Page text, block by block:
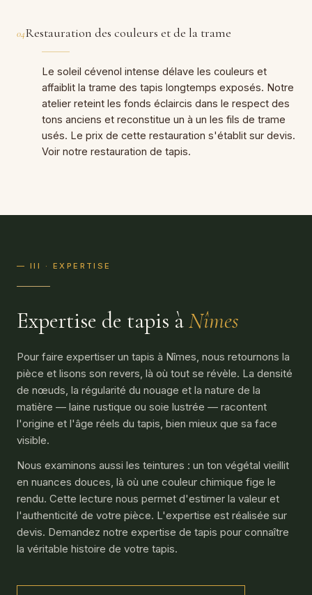
04Restauration des couleurs et de la trame
Le soleil cévenol intense délave les couleurs et
affaiblit la trame des tapis longtemps exposés. Notre
atelier reteint les fonds éclaircis dans le respect des
tons anciens et reconstitue un à un les fils de trame
usés. Le prix de cette restauration s'établit sur devis.
Voir notre restauration de tapis.
— III · EXPERTISE
Expertise de tapis àNîmes
Pour faire expertiser un tapis à Nîmes, nous retournons la
pièce et lisons son revers, là où tout se révèle. La densité
de nœuds, la régularité du nouage et la nature de la
matière — laine rustique ou soie lustrée — racontent
l'origine et l'âge réels du tapis, bien mieux que sa face
visible.
Nous examinons aussi les teintures : un ton végétal vieillit
en nuances douces, là où une couleur chimique fige le
rendu. Cette lecture nous permet d'estimer la valeur et
l'authenticité de votre pièce. L'expertise est réalisée sur
devis. Demandez notre expertise de tapis pour connaître
la véritable histoire de votre tapis.